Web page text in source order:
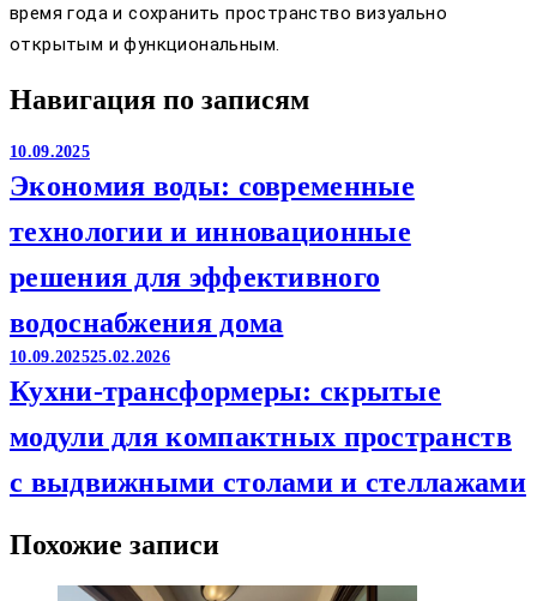
время года и сохранить пространство визуально
открытым и функциональным.
Навигация по записям
10.09.2025
Экономия воды: современные
технологии и инновационные
решения для эффективного
водоснабжения дома
10.09.202525.02.2026
Кухни-трансформеры: скрытые
модули для компактных пространств
с выдвижными столами и стеллажами
Похожие записи